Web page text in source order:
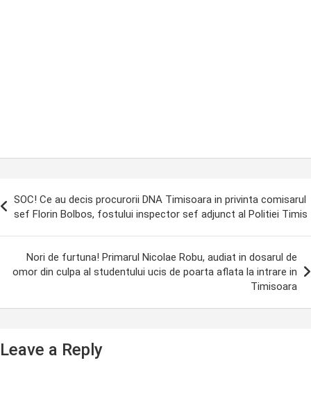
SOC! Ce au decis procurorii DNA Timisoara in privinta comisarul
sef Florin Bolbos, fostului inspector sef adjunct al Politiei Timis
Nori de furtuna! Primarul Nicolae Robu, audiat in dosarul de
omor din culpa al studentului ucis de poarta aflata la intrare in
Timisoara
Leave a Reply